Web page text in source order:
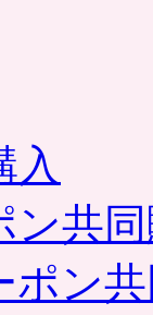
入
ン共
ポン